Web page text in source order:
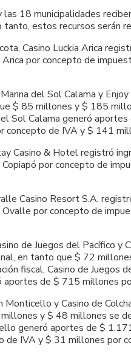
18 municipalidades
estos recursos serán
Casino Luckia Arica
por concepto de
del Sol Calama y
$ 85 millones y $ 185
Sol Calama generó
de IVA y $ 141
Casino & Hotel registró
por concepto de
Casino Resort S.A.
por concepto de
de Juegos del Pacífico
en tanto que $ 72
fiscal, Casino de
aportes de $ 715 millones
Monticello y Casino de
y $ 48 millones se
generó aportes de $
de IVA y $ 31 millones por